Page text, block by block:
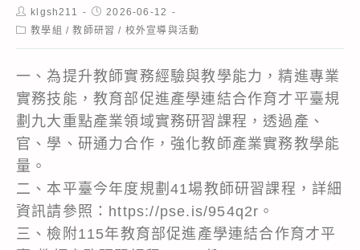
Post
author:
klgsh211
Post
published:
2026-06-12
Post教學組 / 教師研習 / 校外宣導與活動
一、為提升教師實務經驗與教學能力，精進專業
實務技能，教育部促進產學連結合作育才平臺規
劃九大重點產業領域實務研習課程，透過產、
官、學、研通力合作，強化教師產業實務教學能
量。
二、本平臺今年度規劃41場教師研習課程，詳細
資訊請參照：https://pse.is/954q2r。
三、檢附115年教育部促進產學連結合作育才平